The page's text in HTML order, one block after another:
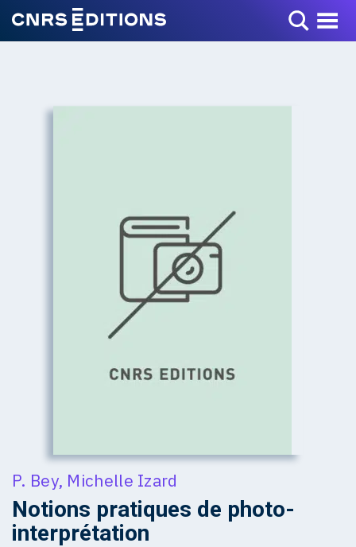
Toggle Menu
P. Bey, Michelle Izard
Notions pratiques de photo-
interprétation